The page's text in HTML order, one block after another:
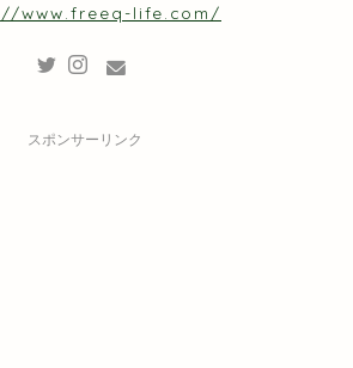
www.freeq-life.com/
スポンサーリンク